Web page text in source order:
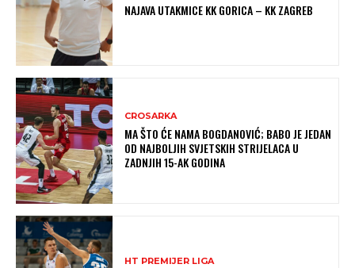
NAJAVA UTAKMICE KK GORICA – KK ZAGREB
CROSARKA
MA ŠTO ĆE NAMA BOGDANOVIĆ; BABO JE JEDAN
OD NAJBOLJIH SVJETSKIH STRIJELACA U
ZADNJIH 15-AK GODINA
HT PREMIJER LIGA